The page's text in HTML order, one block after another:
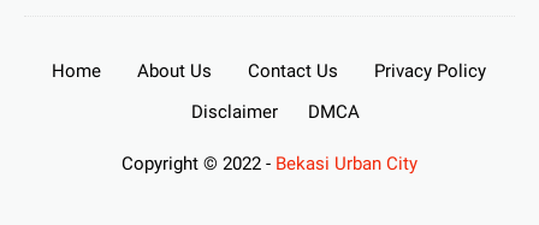
Home About Us Contact Us
Privacy Policy
Disclaimer
DMCA
Copyright © 2022 - Bekasi Urban City